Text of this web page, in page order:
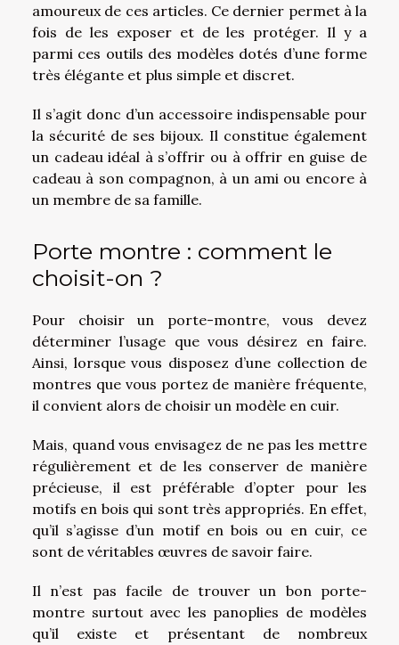
amoureux de ces articles. Ce dernier permet à la
fois de les exposer et de les protéger. Il y a
parmi ces outils des modèles dotés d’une forme
très élégante et plus simple et discret.
Il s’agit donc d’un accessoire indispensable pour
la sécurité de ses bijoux. Il constitue également
un cadeau idéal à s’offrir ou à offrir en guise de
cadeau à son compagnon, à un ami ou encore à
un membre de sa famille.
Porte montre : comment le
choisit-on ?
Pour choisir un porte-montre, vous devez
déterminer l’usage que vous désirez en faire.
Ainsi, lorsque vous disposez d’une collection de
montres que vous portez de manière fréquente,
il convient alors de choisir un modèle en cuir.
Mais, quand vous envisagez de ne pas les mettre
régulièrement et de les conserver de manière
précieuse, il est préférable d’opter pour les
motifs en bois qui sont très appropriés. En effet,
qu’il s’agisse d’un motif en bois ou en cuir, ce
sont de véritables œuvres de savoir faire.
Il n’est pas facile de trouver un bon porte-
montre surtout avec les panoplies de modèles
qu’il existe et présentant de nombreux